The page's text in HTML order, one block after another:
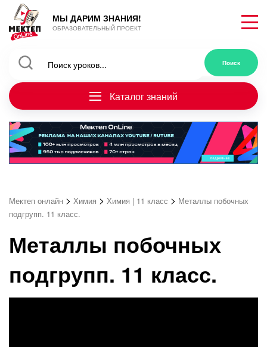
МЫ ДАРИМ ЗНАНИЯ!
ОБРАЗОВАТЕЛЬНЫЙ ПРОЕКТ
Каталог знаний
Мектеп онлайн > Химия > Химия | 11 класс > Металлы побочных
подгрупп. 11 класс.
Металлы побочных
подгрупп. 11 класс.